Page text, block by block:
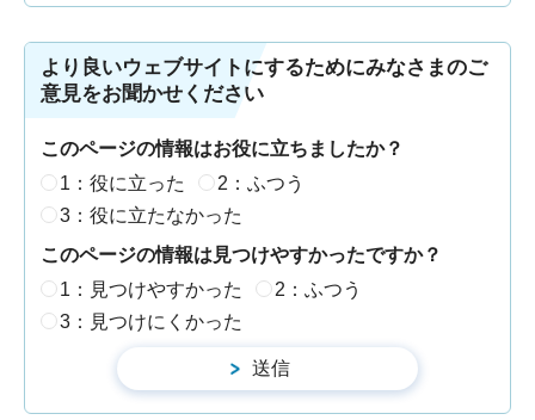
より良いウェブサイトにするためにみなさまのご
意見をお聞かせください
このページの情報はお役に立ちましたか？
1：役に立った
2：ふつう
3：役に立たなかった
このページの情報は見つけやすかったですか？
1：見つけやすかった
2：ふつう
3：見つけにくかった